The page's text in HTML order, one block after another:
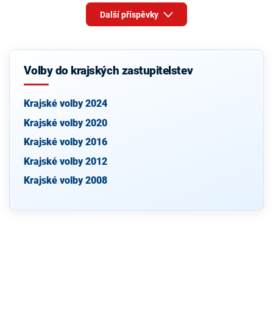
Další příspěvky
Volby do krajských zastupitelstev
Krajské volby 2024
Krajské volby 2020
Krajské volby 2016
Krajské volby 2012
Krajské volby 2008